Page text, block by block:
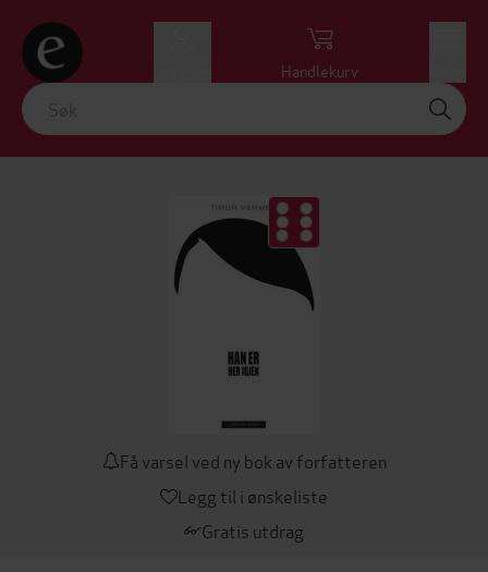
Handlekurv
Få varsel ved ny bok av forfatteren
Legg til i ønskeliste
Gratis utdrag